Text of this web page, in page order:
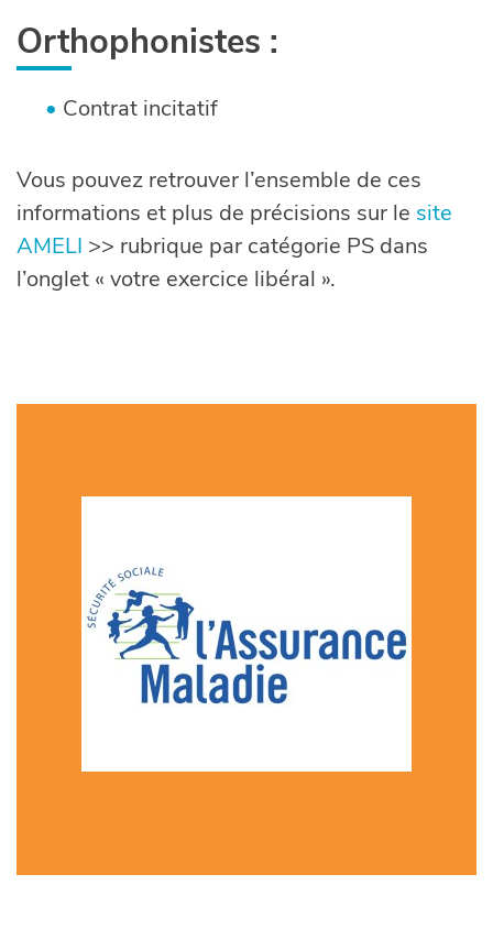
Orthophonistes :
Contrat incitatif
Vous pouvez retrouver l’ensemble de ces
informations et plus de précisions sur le site
AMELI >> rubrique par catégorie PS dans
l’onglet « votre exercice libéral ».